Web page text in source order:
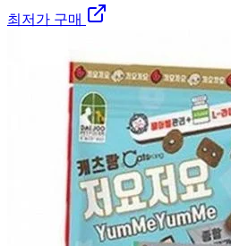
최저가 구매